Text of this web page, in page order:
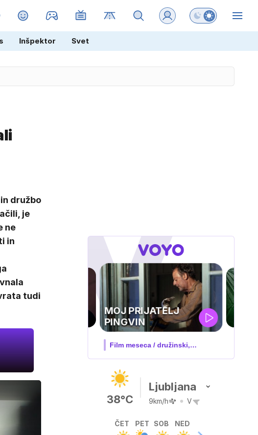
MAGAZIN Preklopi barvni
Inšpektor Svet
družbo
je
ne
in
tudi
ZUFFA BOXING 10
V živo na VOYO: sobota ob
38°C
Ljubljana
9km/h V
ČET PET SOB NED